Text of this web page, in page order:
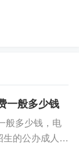
考生违规数
互联网、微
案等涉嫌犯
务必心存戒
一般多少钱
般多少钱，电
生的公办成人中